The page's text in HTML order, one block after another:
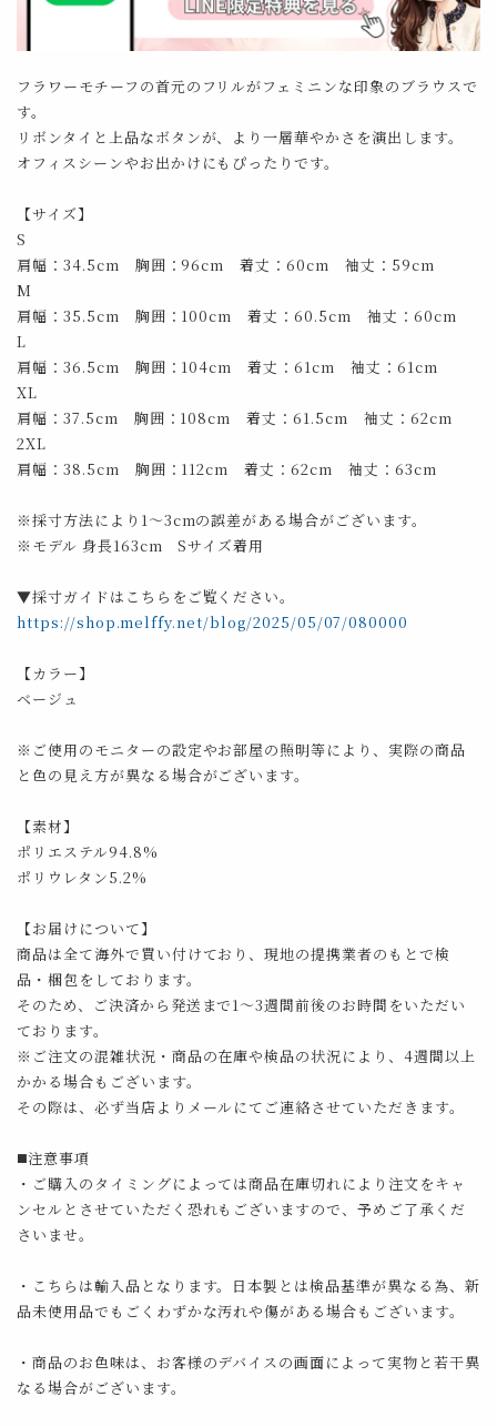
フラワーモチーフの首元のフリルがフェミニンな印象のブラウスで
す。
リボンタイと上品なボタンが、より一層華やかさを演出します。
オフィスシーンやお出かけにもぴったりです。
【サイズ】
S
肩幅：34.5cm 胸囲：96cm 着丈：60cm 袖丈：59cm
M
肩幅：35.5cm 胸囲：100cm 着丈：60.5cm 袖丈：60cm
L
肩幅：36.5cm 胸囲：104cm 着丈：61cm 袖丈：61cm
XL
肩幅：37.5cm 胸囲：108cm 着丈：61.5cm 袖丈：62cm
2XL
肩幅：38.5cm 胸囲：112cm 着丈：62cm 袖丈：63cm
※採寸方法により1～3cmの誤差がある場合がございます。
※モデル 身長163cm Sサイズ着用
▼採寸ガイドはこちらをご覧ください。
https://shop.melffy.net/blog/2025/05/07/080000
【カラー】
ベージュ
※ご使用のモニターの設定やお部屋の照明等により、実際の商品
と色の見え方が異なる場合がございます。
【素材】
ポリエステル94.8%
ポリウレタン5.2%
【お届けについて】
商品は全て海外で買い付けており、現地の提携業者のもとで検
品・梱包をしております。
そのため、ご決済から発送まで1～3週間前後のお時間をいただい
ております。
※ご注文の混雑状況・商品の在庫や検品の状況により、4週間以上
かかる場合もございます。
その際は、必ず当店よりメールにてご連絡させていただきます。
◼️注意事項
・ご購入のタイミングによっては商品在庫切れにより注文をキャ
ンセルとさせていただく恐れもございますので、予めご了承くだ
さいませ。
・こちらは輸入品となります。日本製とは検品基準が異なる為、新
品未使用品でもごくわずかな汚れや傷がある場合もございます。
・商品のお色味は、お客様のデバイスの画面によって実物と若干異
なる場合がございます。